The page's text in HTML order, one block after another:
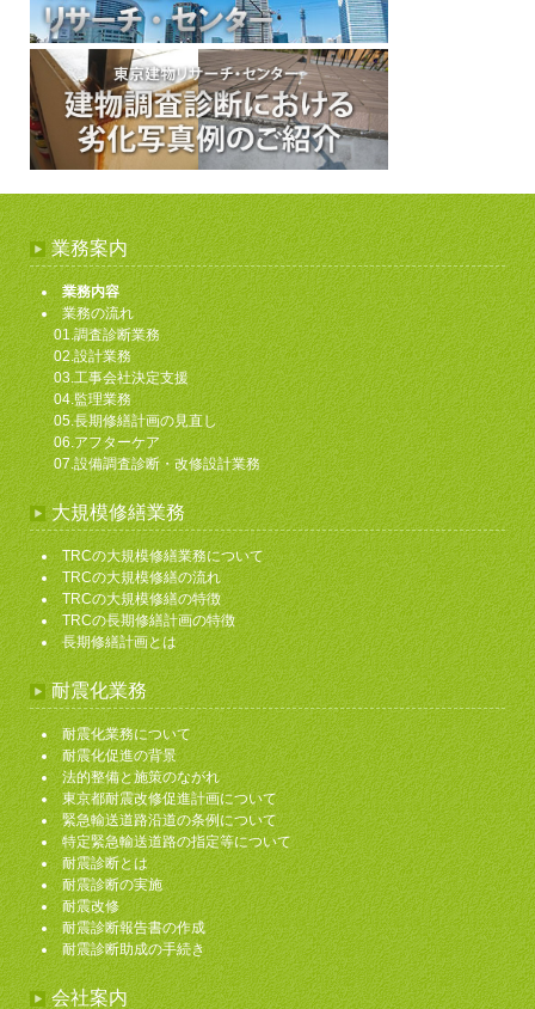
業務案内
業務内容
業務の流れ
01.調査診断業務
02.設計業務
03.工事会社決定支援
04.監理業務
05.長期修繕計画の見直し
06.アフターケア
07.設備調査診断・改修設計業務
大規模修繕業務
TRCの大規模修繕業務について
TRCの大規模修繕の流れ
TRCの大規模修繕の特徴
TRCの長期修繕計画の特徴
長期修繕計画とは
耐震化業務
耐震化業務について
耐震化促進の背景
法的整備と施策のながれ
東京都耐震改修促進計画について
緊急輸送道路沿道の条例について
特定緊急輸送道路の指定等について
耐震診断とは
耐震診断の実施
耐震改修
耐震診断報告書の作成
耐震診断助成の手続き
会社案内